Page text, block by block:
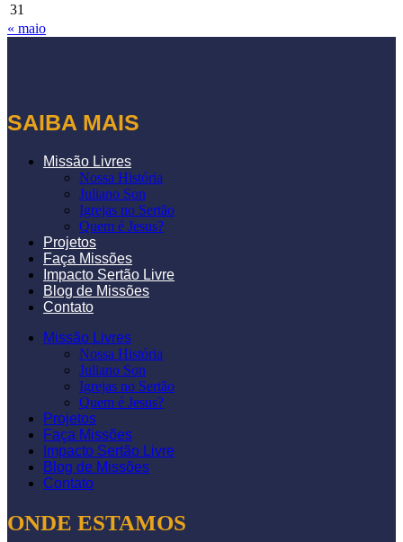
31
« maio
SAIBA MAIS
Missão Livres
Nossa História
Juliano Son
Igrejas no Sertão
Quem é Jesus?
Projetos
Faça Missões
Impacto Sertão Livre
Blog de Missões
Contato
Missão Livres
Nossa História
Juliano Son
Igrejas no Sertão
Quem é Jesus?
Projetos
Faça Missões
Impacto Sertão Livre
Blog de Missões
Contato
ONDE ESTAMOS